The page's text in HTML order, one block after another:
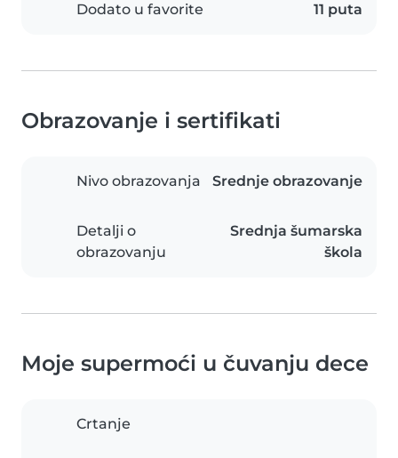
Dodato u favorite 11 puta
Obrazovanje i sertifikati
Nivo obrazovanja Srednje obrazovanje
Detalji o
obrazovanju
Srednja šumarska
škola
Moje supermoći u čuvanju dece
Crtanje